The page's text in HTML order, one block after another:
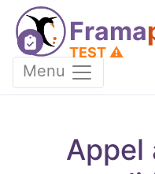
Frama
TEST ⚠️
Menu
Appel